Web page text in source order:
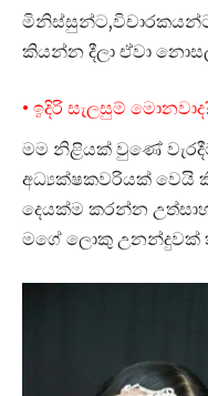
කියන්න දීලා ඒවා
• ඉදිරි සැලසුම්
මම නිළියක් වුණේ
අධ්‍යක්ෂකවරියක් වෙයි
දෙයක්ම කරන්න උත්සාහ
මගේ ලොකු උනන්දුවක්